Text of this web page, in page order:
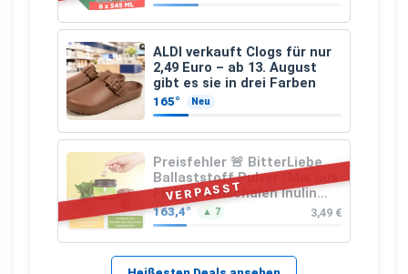
ALDI verkauft Clogs für nur
2,49 Euro – ab 13. August
gibt es sie in drei Farben
165° Neu
VERPASST
Preisfehler 🚨 BitterLiebe
Ballaststoff Pulver (Mix aus
Flohsamenschalen Inulin
(Präbiotika) Leinsamen &
Apfelfaser)
163,4° ▲ 7 3,49 €